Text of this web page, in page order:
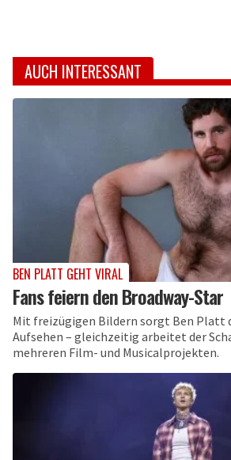
AUCH INTERESSANT
BEN PLATT GEHT VIRAL
Fans feiern den Broadway-Star
Mit freizügigen Bildern sorgt Ben Platt
Aufsehen – gleichzeitig arbeitet der
mehreren Film- und Musicalprojekten.